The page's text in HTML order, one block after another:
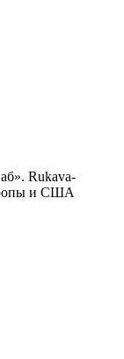
Rukava-
и США